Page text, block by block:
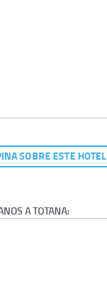
SOBRE ESTE HOTEL
A TOTANA: